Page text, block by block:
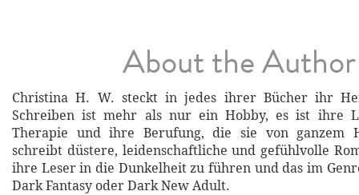
About the Author
Christina H. W. steckt in jedes ihrer Bücher ihr
Schreiben ist mehr als nur ein Hobby, es ist ihre
Therapie und ihre Berufung, die sie von ganzem
schreibt düstere, leidenschaftliche und gefühlvolle
ihre Leser in die Dunkelheit zu führen und das im
Dark Fantasy oder Dark New Adult.